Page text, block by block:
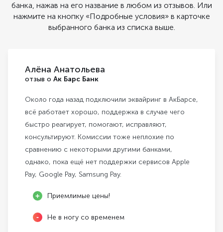
банка, нажав на его название в любом из отзывов. Или
нажмите на кнопку «Подробные условия» в карточке
выбранного банка из списка выше.
Алёна Анатольева
отзыв о Ак Барс Банк
Около года назад подключили эквайринг в АкБарсе,
всё работает хорошо, поддержка в случае чего
быстро реагирует, помогают, исправляют,
консультируют. Комиссии тоже неплохие по
сравнению с некоторыми другими банками,
однако, пока ещё нет поддержки сервисов Apple
Pay, Google Pay, Samsung Pay.
Приемлимые цены!
Не в ногу со временем